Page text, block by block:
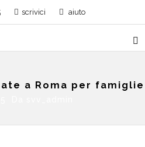
scrivici aiuto
a Roma per famiglie